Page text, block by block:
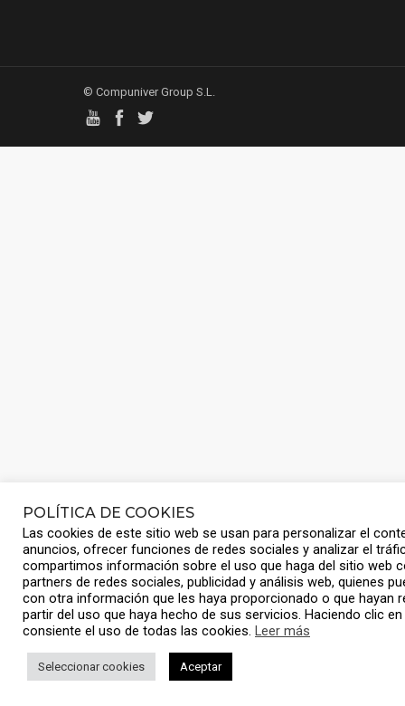
© Compuniver Group S.L.
POLÍTICA DE COOKIES
Las cookies de este sitio web se usan para personalizar el
anuncios, ofrecer funciones de redes sociales y analizar el
compartimos información sobre el uso que haga del sitio web
partners de redes sociales, publicidad y análisis web, quienes
con otra información que les haya proporcionado o que hayan
partir del uso que haya hecho de sus servicios. Haciendo clic
consiente el uso de todas las cookies. Leer más
Seleccionar cookies Aceptar